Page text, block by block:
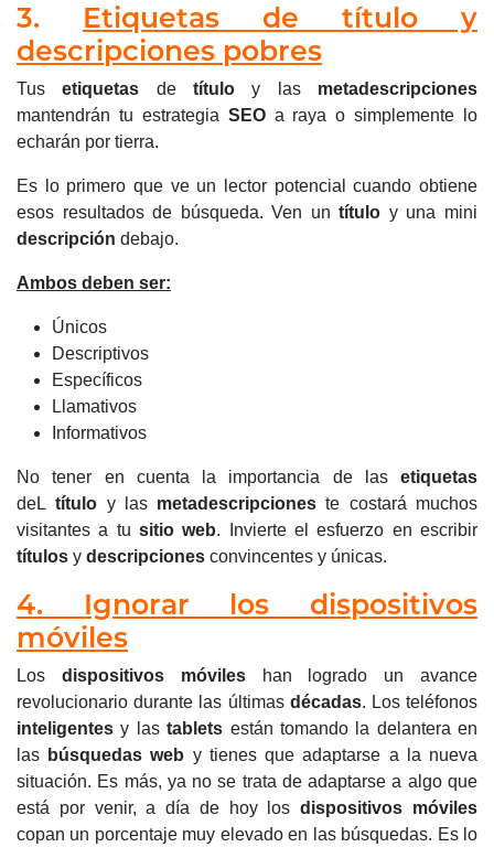
3. Etiquetas de título y
descripciones pobres
Tusetiquetas detítulo y las metadescripciones
mantendrán tu estrategia SEOa raya o simplemente lo
echarán por tierra.
Es lo primero que ve un lector potencial cuando obtiene
esos resultados de búsqueda.Ven untítulo y una mini
descripción debajo.
Ambos deben ser:
Únicos
Descriptivos
Específicos
Llamativos
Informativos
No tener en cuenta la importancia de las etiquetas
deLtítulo y las metadescripciones te costará muchos
visitantes a tu sitio web.
Invierte el esfuerzo en escribir
títulos y descripciones convincentes y únicas.
4. Ignorar los dispositivos
móviles
Los dispositivos móvileshan logrado un avance
revolucionario durante las últimas décadas. Los teléfonos
inteligentes y lastablets están tomando la delantera en
las búsquedas web y tienes que adaptarse a la nueva
situación. Es más, ya no se trata de adaptarse a algo que
está por venir, a día de hoy losdispositivos móviles
copan un porcentaje muy elevado en las búsquedas. Es lo